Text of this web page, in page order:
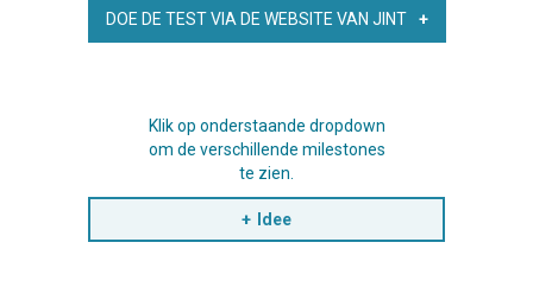
DOE DE TEST VIA DE WEBSITE VAN JINT
Klik op onderstaande dropdown
om de verschillende milestones
te zien.
Idee